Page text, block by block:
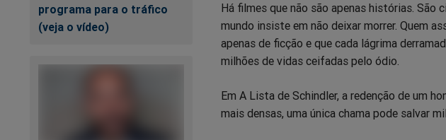
programa para o tráfico
(veja o vídeo)
Há filmes que não são apenas histórias. São
mundo insiste em não deixar morrer. Quem
apenas de ficção e que cada lágrima
milhões de vidas ceifadas pelo ódio.
Em A Lista de Schindler, a redenção de um
mais densas, uma única chama pode salvar